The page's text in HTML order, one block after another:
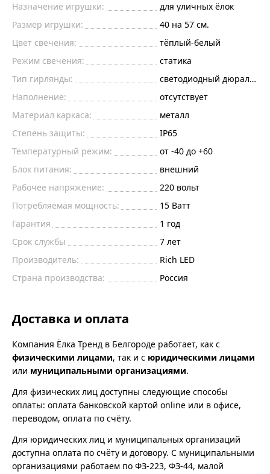
Назначение игрушки:
для уличных ёлок
Размер игрушки:
40 на 57 см.
Цвет свечения:
тёплый-белый
Режим свечения:
статика
Тип гирлянды:
светодиодный дюралайт
Наполнение:
отсутствует
Материал каркаса:
металл
Степень защиты:
IP65
Температурный режим:
от -40 до +60
Блок питания:
внешний
Рабочее напряжение:
220 вольт
Потребляемая мощность:
15 Ватт
Гарантия
1 год
Срок службы
7 лет
Производитель:
Rich LED
Страна производства:
Россия
Доставка и оплата
Компания Ёлка Тренд в Белгороде работает, как с
физическими лицами, так и с юридическими лицами
или муниципальными организациями.
Для физических лиц доступны следующие способы
оплаты: оплата банковской картой online или в офисе,
переводом, оплата по счёту.
Для юридических лиц и муниципальных организаций
доступна оплата по счёту и договору. С муниципальными
организациями работаем по ФЗ-223, ФЗ-44, малой